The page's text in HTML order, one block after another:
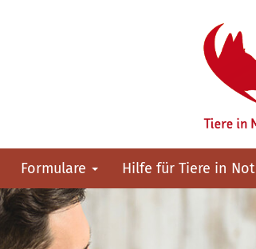
Formulare Hilfe für Tiere in Not